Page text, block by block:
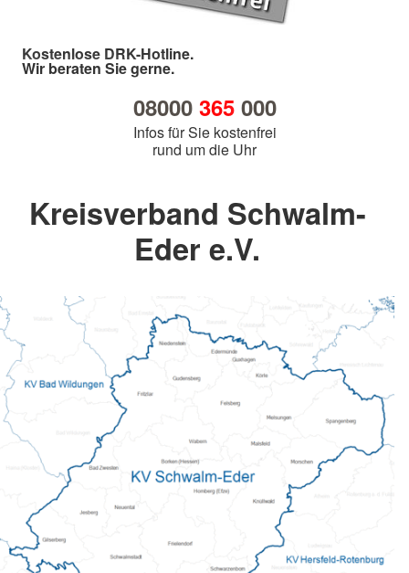
Kostenlose DRK-Hotline.
Wir beraten Sie gerne.
08000 365000
Infos für Sie kostenfrei
rund um die Uhr
Kreisverband Schwalm-
Eder e.V.